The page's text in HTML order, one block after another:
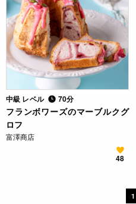
中級 レベル 70分
フランボワーズのマーブルクグ
ロフ
富澤商店
48
1